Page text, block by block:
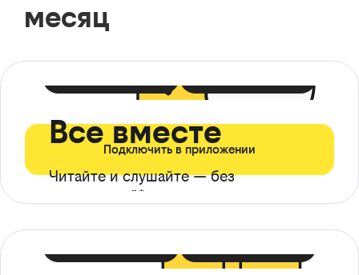
месяц
Все вместе
Читайте и слушайте — без
ограничений*
Подключить в приложении